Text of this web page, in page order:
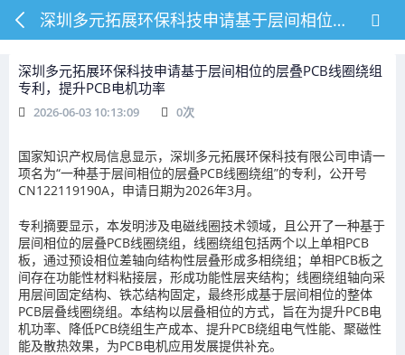
深圳多元拓展环保科技申请基于层间相位的层叠PCB线圈绕组专利，提升PCB电机功率
深圳多元拓展环保科技申请基于层间相位的层叠PCB线圈绕组
专利，提升PCB电机功率
2026-06-03 10:13:09 0次
国家知识产权局信息显示，深圳多元拓展环保科技有限公司申请一
项名为“一种基于层间相位的层叠PCB线圈绕组”的专利，公开号
CN122119190A，申请日期为2026年3月。
专利摘要显示，本发明涉及电磁线圈技术领域，且公开了一种基于
层间相位的层叠PCB线圈绕组，线圈绕组包括两个以上单相PCB
板，通过预设相位差轴向结构性层叠形成多相绕组；单相PCB板之
间存在功能性材料粘接层，形成功能性层夹结构；线圈绕组轴向采
用层间固定结构、铁芯结构固定，最终形成基于层间相位的整体
PCB层叠线圈绕组。本结构以层叠相位的方式，旨在为提升PCB电
机功率、降低PCB绕组生产成本、提升PCB绕组电气性能、聚磁性
能及散热效果，为PCB电机应用发展提供补充。